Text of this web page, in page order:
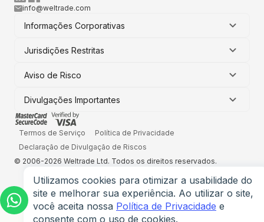
Informações Corporativas
Jurisdições Restritas
Aviso de Risco
Divulgações Importantes
info@weltrade.com
© 2006-2026 Weltrade Ltd. Todos os direitos reservados.
Termos de Serviço
Política de Privacidade
Declaração de Divulgação de Riscos
Utilizamos cookies para otimizar a usabilidade do
site e melhorar sua experiência. Ao utilizar o site,
você aceita nossa Política de Privacidade e
consente com o uso de cookies.